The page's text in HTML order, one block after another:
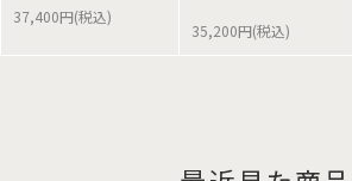
37,400円(税込)
35,200円(税込)